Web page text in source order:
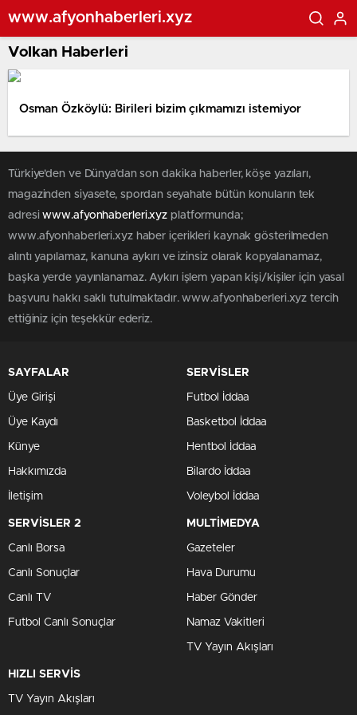
www.afyonhaberleri.xyz
Volkan Haberleri
Osman Özköylü: Birileri bizim çıkmamızı istemiyor
Türkiye'den ve Dünya’dan son dakika haberler, köşe yazıları,
magazinden siyasete, spordan seyahate bütün konuların tek
adresiwww.afyonhaberleri.xyz platformunda;
www.afyonhaberleri.xyz haber içerikleri kaynak gösterilmeden
alıntı yapılamaz, kanuna aykırı ve izinsiz olarak kopyalanamaz,
başka yerde yayınlanamaz. Aykırı işlem yapan kişi/kişiler için yasal
başvuru hakkı saklı tutulmaktadır. www.afyonhaberleri.xyz tercih
ettiğiniz için teşekkür ederiz.
SAYFALAR
Üye Girişi
Üye Kaydı
Künye
Hakkımızda
İletişim
SERVİSLER
Futbol İddaa
Basketbol İddaa
Hentbol İddaa
Bilardo İddaa
Voleybol İddaa
SERVİSLER 2
Canlı Borsa
Canlı Sonuçlar
Canlı TV
Futbol Canlı Sonuçlar
MULTİMEDYA
Gazeteler
Hava Durumu
Haber Gönder
Namaz Vakitleri
TV Yayın Akışları
HIZLI SERVİS
TV Yayın Akışları